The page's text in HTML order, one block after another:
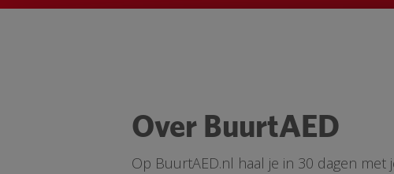
Over BuurtAED
Op BuurtAED.nl haal je in 30 dagen